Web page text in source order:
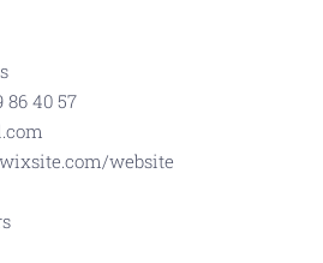
86 40 57
website